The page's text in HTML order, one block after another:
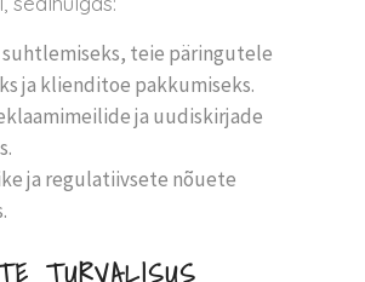
suhtlemiseks, teie päringutele
ja klienditoe pakkumiseks.
ja uudiskirjade
ja regulatiivsete nõuete
TURVALISUS